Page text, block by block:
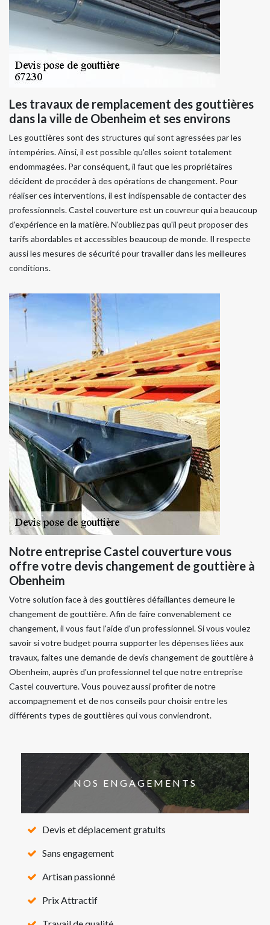
Les travaux de remplacement des gouttières
dans la ville de Obenheim et ses environs
Les gouttières sont des structures qui sont agressées par les
intempéries. Ainsi, il est possible qu'elles soient totalement
endommagées. Par conséquent, il faut que les propriétaires
décident de procéder à des opérations de changement. Pour
réaliser ces interventions, il est indispensable de contacter des
professionnels. Castel couverture est un couvreur qui a beaucoup
d'expérience en la matière. N'oubliez pas qu'il peut proposer des
tarifs abordables et accessibles beaucoup de monde. Il respecte
aussi les mesures de sécurité pour travailler dans les meilleures
conditions.
Notre entreprise Castel couverture vous
offre votre devis changement de gouttière à
Obenheim
Votre solution face à des gouttières défaillantes demeure le
changement de gouttière. Afin de faire convenablement ce
changement, il vous faut l'aide d'un professionnel. Si vous voulez
savoir si votre budget pourra supporter les dépenses liées aux
travaux, faites une demande de devis changement de gouttière à
Obenheim, auprès d'un professionnel tel que notre entreprise
Castel couverture. Vous pouvez aussi profiter de notre
accompagnement et de nos conseils pour choisir entre les
différents types de gouttières qui vous conviendront.
NOS ENGAGEMENTS
Devis et déplacement gratuits
Sans engagement
Artisan passionné
Prix Attractif